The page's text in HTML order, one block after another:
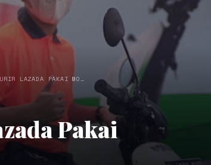
LAZADA PAKAI MO…
Pakai